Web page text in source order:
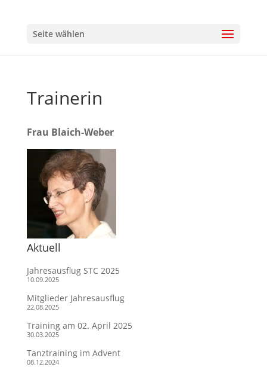
Seite wählen
Trainerin
Frau Blaich-Weber
Aktuell
Jahresausflug STC 2025
10.09.2025
Mitglieder Jahresausflug
22.08.2025
Training am 02. April 2025
30.03.2025
Tanztraining im Advent
08.12.2024